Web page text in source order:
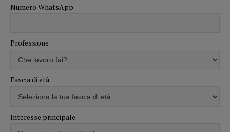
Numero WhatsApp
Professione
Fascia di età
Interesse principale